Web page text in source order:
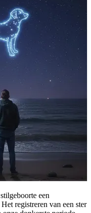
een
registreren van een ster